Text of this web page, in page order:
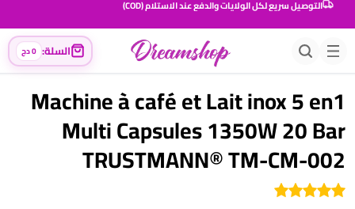
التوصيل سريع لكل الولايات والدفع عند الاستلام (COD)
ضمان ذهبي حقيقي على كافة المنتجات
السلة: 0 دج
Machine à café et Lait inox 5 en1
Multi Capsules 1350W 20 Bar
TRUSTMANN® TM-CM-002